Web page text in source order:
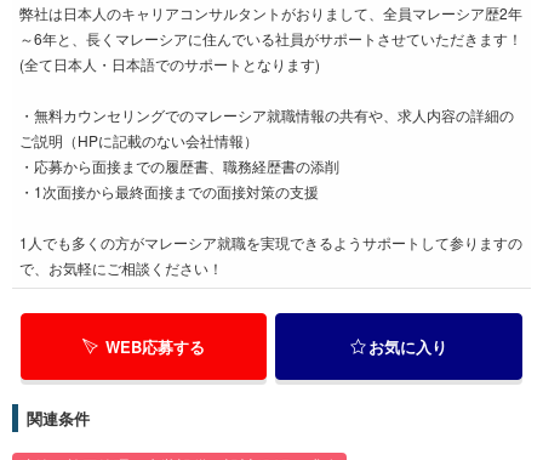
弊社は日本人のキャリアコンサルタントがおりまして、全員マレーシア歴2年
～6年と、長くマレーシアに住んでいる社員がサポートさせていただきます！
(全て日本人・日本語でのサポートとなります)
・無料カウンセリングでのマレーシア就職情報の共有や、求人内容の詳細の
ご説明（HPに記載のない会社情報）
・応募から面接までの履歴書、職務経歴書の添削
・1次面接から最終面接までの面接対策の支援
1人でも多くの方がマレーシア就職を実現できるようサポートして参りますの
で、お気軽にご相談ください！
WEB応募する お気に入り
関連条件